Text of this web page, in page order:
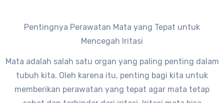
Pentingnya Perawatan Mata yang Tepat untuk
Mencegah Iritasi
Mata adalah salah satu organ yang paling penting dalam
tubuh kita. Oleh karena itu, penting bagi kita untuk
memberikan perawatan yang tepat agar mata tetap